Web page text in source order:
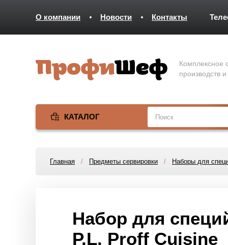
О компании Новости Контакты
Комплексное
производств
КАТАЛОГ
Главная / Предметы сервировки / Наборы для
Набор для
P.L. Proff Cuisine